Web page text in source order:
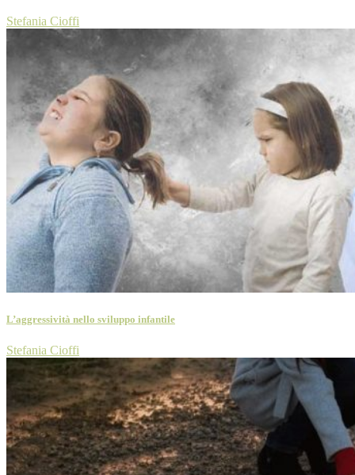
Stefania Cioffi
L’aggressività nello sviluppo infantile
Stefania Cioffi